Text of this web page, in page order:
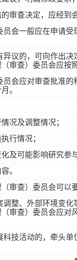
审查决定，应经到
员会一般应在申请
议的，可向作出
审查）委员会应按
会应对审查批准
。
况及调整情况；
行情况；
化及可能影响研究参
。
审查）委员会可以
整、外部环境变
审查）委员会应
技活动的，牵头单